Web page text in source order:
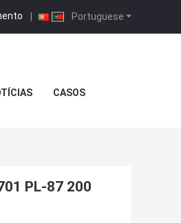
Portuguese
|
CASOS
PL-87 200